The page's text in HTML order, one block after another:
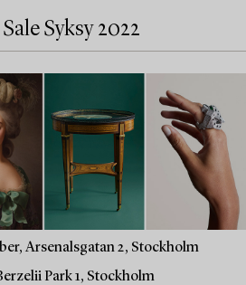
Syksy 2022
Arsenalsgatan 2, Stockholm
Park 1, Stockholm